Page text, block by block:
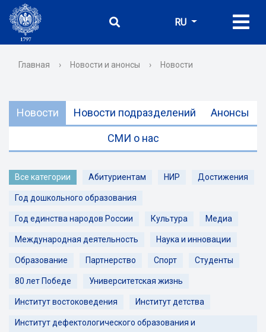
RU
Главная › Новости и анонсы › Новости
Новости Новости подразделений Анонсы
СМИ о нас
Все категории Абитуриентам НИР Достижения
Год дошкольного образования
Год единства народов России Культура Медиа
Международная деятельность Наука и инновации
Образование Партнерство Спорт Студенты
80 лет Победе Университетская жизнь
Институт востоковедения Институт детства
Институт дефектологического образования и